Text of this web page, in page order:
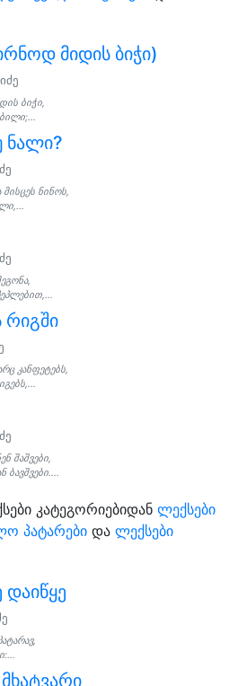
მიდის ბიჭი)
ბიჭი,
ნალი?
მისცეს ნინოს,
რიგში
კანფეტებს,
შაშვები,
ბავშვები....
კატეგორიებიდან ლექსები
პატარები და ლექსები